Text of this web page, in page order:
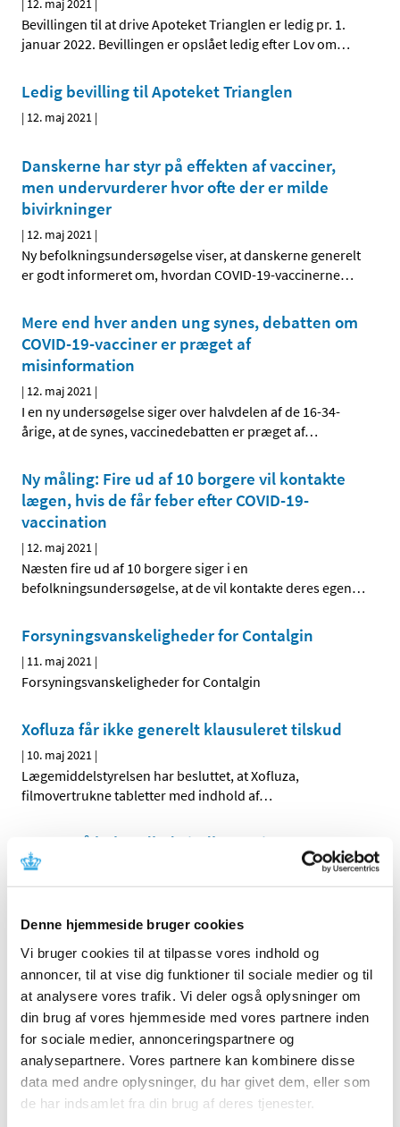
Denne hjemmeside bruger cookies
Vi bruger cookies til at tilpasse vores indhold og
annoncer, til at vise dig funktioner til sociale medier og til
at analysere vores trafik. Vi deler også oplysninger om
din brug af vores hjemmeside med vores partnere inden
for sociale medier, annonceringspartnere og
analysepartnere. Vores partnere kan kombinere disse
data med andre oplysninger, du har givet dem, eller som
de har indsamlet fra din brug af deres tjenester.
| 12. maj 2021 |
Bevillingen til at drive Apoteket Trianglen er ledig pr. 1.
januar 2022. Bevillingen er opslået ledig efter Lov om…
Ledig bevilling til Apoteket Trianglen
| 12. maj 2021 |
Danskerne har styr på effekten af vacciner,
men undervurderer hvor ofte der er milde
bivirkninger
| 12. maj 2021 |
Ny befolkningsundersøgelse viser, at danskerne generelt
er godt informeret om, hvordan COVID-19-vaccinerne…
Mere end hver anden ung synes, debatten om
COVID-19-vacciner er præget af
misinformation
| 12. maj 2021 |
I en ny undersøgelse siger over halvdelen af de 16-34-
årige, at de synes, vaccinedebatten er præget af…
Ny måling: Fire ud af 10 borgere vil kontakte
lægen, hvis de får feber efter COVID-19-
vaccination
| 12. maj 2021 |
Næsten fire ud af 10 borgere siger i en
befolkningsundersøgelse, at de vil kontakte deres egen…
Forsyningsvanskeligheder for Contalgin
| 11. maj 2021 |
Forsyningsvanskeligheder for Contalgin
Xofluza får ikke generelt klausuleret tilskud
| 10. maj 2021 |
Lægemiddelstyrelsen har besluttet, at Xofluza,
filmovertrukne tabletter med indhold af…
Status på behandlede indberetninger om
formodede bivirkninger ved Vaxzevria, uge 18
|6. maj 2021|
Vaxzevria er behandlet. De fleste er kendte og
Status på behandlede indberetninger om
formodede bivirkninger ved COVID-19 Vaccine
Moderna, uge 18
|6. maj 2021 |
358 indberetninger om formodede bivirkninger ved
Moderna er behandlet. De fleste er kendte og…